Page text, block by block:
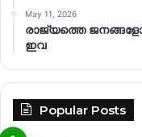
May 11, 2026
രാജ്യത്തെ
ഇവ
Popular Posts